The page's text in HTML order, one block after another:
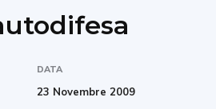
DATA
23 Novembre 2009